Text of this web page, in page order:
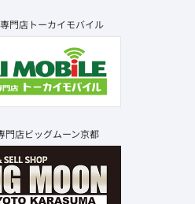
門店トーカイモバイル
門店ビッグムーン京都